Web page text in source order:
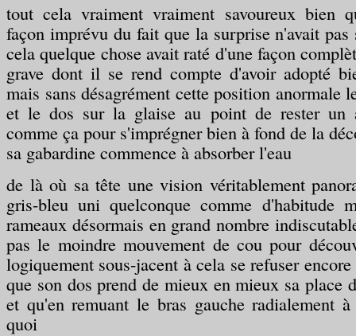
tout cela vraiment vraiment savoureux bien
façon imprévu du fait que la surprise n'avait pas
cela quelque chose avait raté d'une façon
grave dont il se rend compte d'avoir adopté
mais sans désagrément cette position anormale
et le dos sur la glaise au point de rester un
comme ça pour s'imprégner bien à fond de la
sa gabardine commence à absorber l'eau
de là où sa tête une vision véritablement
gris-bleu uni quelconque comme d'habitude
rameaux désormais en grand nombre
pas le moindre mouvement de cou pour
logiquement sous-jacent à cela se refuser
que son dos prend de mieux en mieux sa place
et qu'en remuant le bras gauche radialement
quoi